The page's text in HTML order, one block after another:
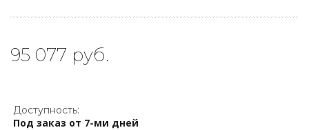
95 077 руб.
Доступность:
Под заказ от 7-ми дней